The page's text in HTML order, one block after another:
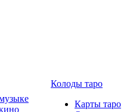
Колоды таро
Карты таро